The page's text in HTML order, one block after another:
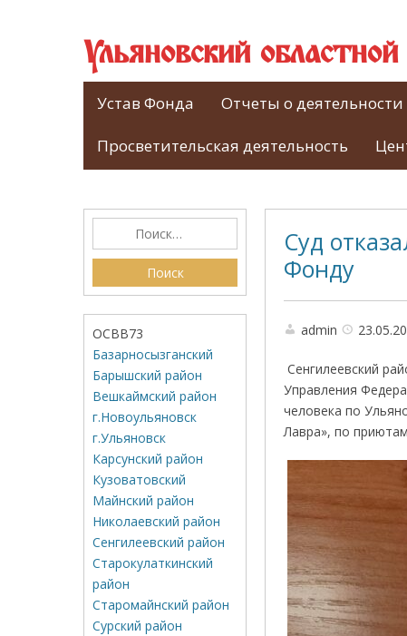
Ульяновский
Устав Фонда Отчеты о
Просветительская деятельность
Суд
Фонду
admin
Сенгилеевский
Управления
человека по
Лавра», по
ОСВВ73
Базарносызганский
Барышский район
Вешкаймский район
г.Новоульяновск
г.Ульяновск
Карсунский район
Кузоватовский
Майнский район
Николаевский район
Сенгилеевский район
Старокулаткинский
район
Старомайнский район
Сурский район